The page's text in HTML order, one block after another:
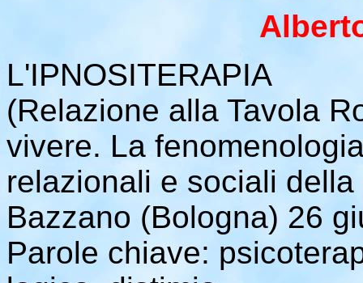
L'IPNOSITERAPIA
(Relazione alla Tavola
vivere. La
relazionali e sociali
Bazzano (Bologna) 26
Parole chiave: